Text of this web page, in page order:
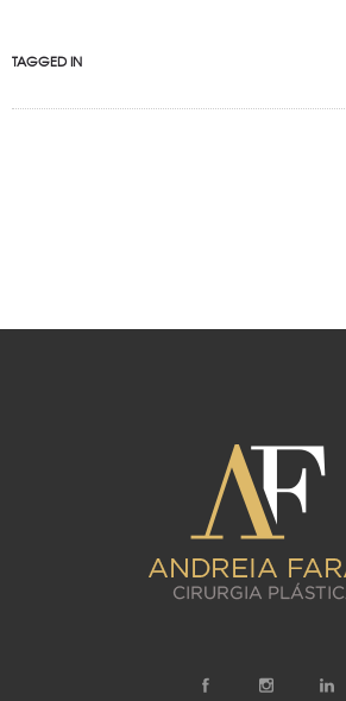
TAGGED IN